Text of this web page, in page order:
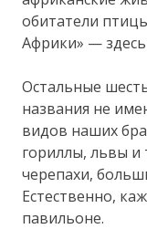
обитатели
Африки» —
Остальные
названия не
видов наших
гориллы, львы
черепахи,
Естественно,
павильоне.